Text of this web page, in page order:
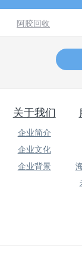
阿胶回收
关于我们
企业简介
企业文化
企业背景